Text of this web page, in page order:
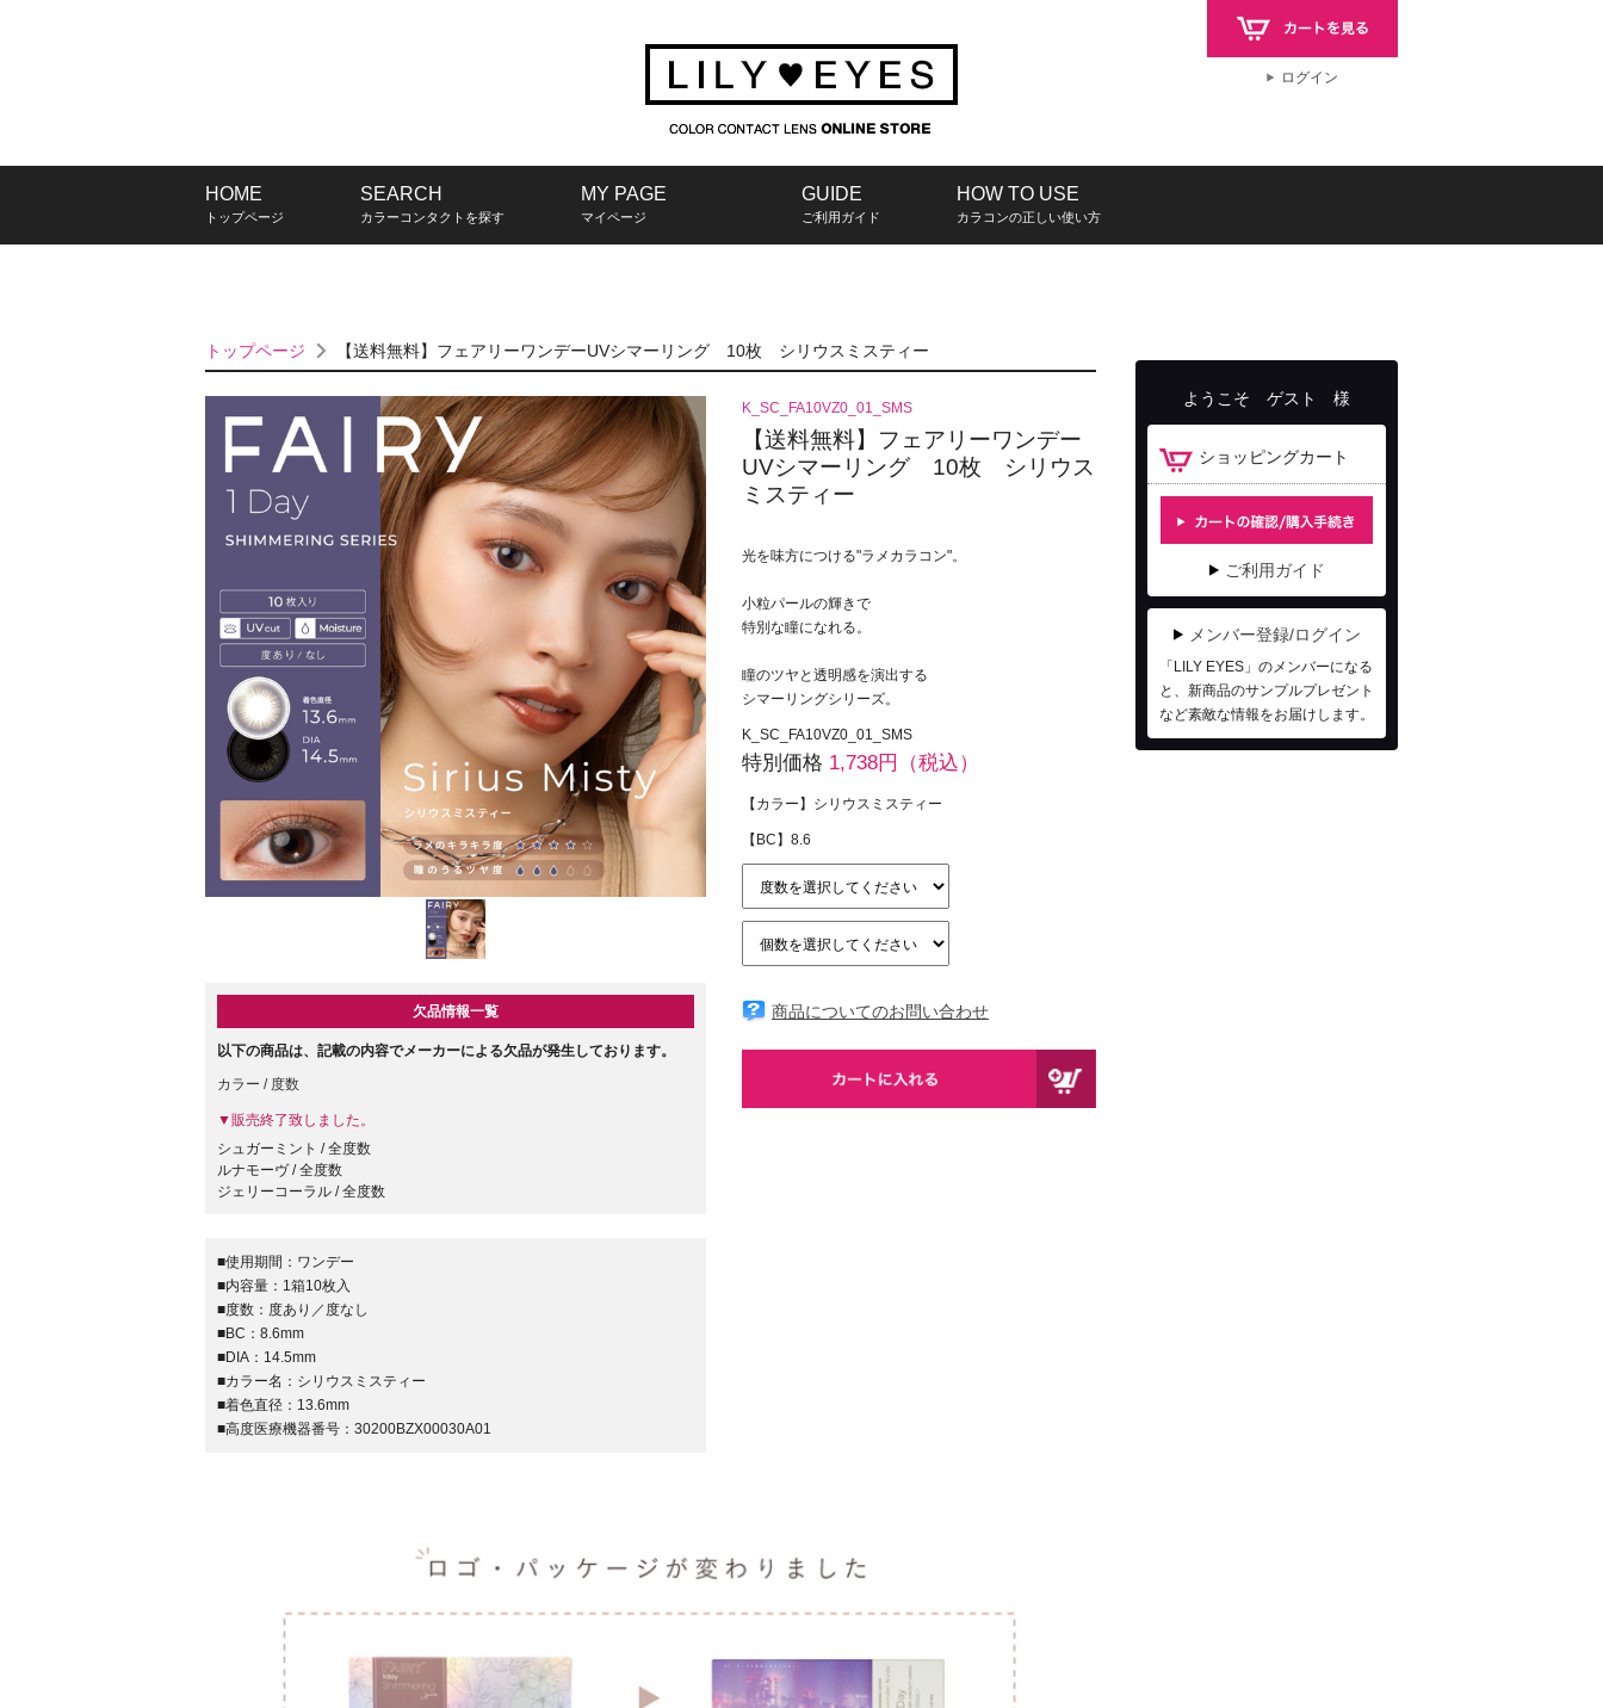
トップページ 【送料無料】フェアリーワンデーUVシマーリング 10枚 シリウスミスティー
欠品情報一覧
以下の商品は、記載の内容でメーカーによる欠品が発生しております。
カラー / 度数
▼販売終了致しました。
シュガーミント / 全度数
ルナモーヴ / 全度数
ジェリーコーラル / 全度数
■使用期間： ワンデー
■内容量： 1箱10枚入
■度数： 度あり／度なし
■BC： 8.6mm
■DIA： 14.5mm
■カラー名： シリウスミスティー
■着色直径： 13.6mm
■高度医療機器番号： 30200BZX00030A01
K_SC_FA10VZ0_01_SMS
【送料無料】フェアリーワンデー
UVシマーリング 10枚 シリウス
ミスティー
光を味方につける"ラメカラコン"。
小粒パールの輝きで
特別な瞳になれる。
瞳のツヤと透明感を演出する
シマーリングシリーズ。
K_SC_FA10VZ0_01_SMS
特別価格 1,738円（税込）
【カラー】シリウスミスティー
【BC】8.6
商品についてのお問い合わせ
ようこそ ゲスト 様
ショッピングカート
ご利用ガイド
メンバー登録/ログイン
「LILY EYES」のメンバーになる
と、新商品のサンプルプレゼント
など素敵な情報をお届けします。
ログイン
HOME
トップページ
SEARCH
カラーコンタクトを探す
MY PAGE
マイページ
GUIDE
ご利用ガイド
HOW TO USE
カラコンの正しい使い方